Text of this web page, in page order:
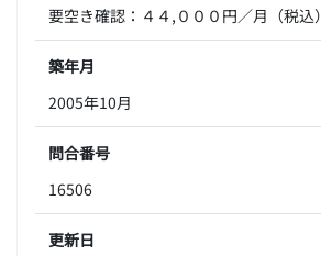
要空き確認：４４,０００円／月（税込）
築年月
2005年10月
問合番号
16506
更新日